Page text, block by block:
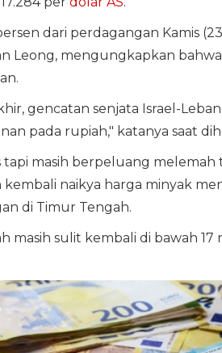
dari perdagangan Kamis
Leong, mengungkapkan
gencatan senjata Israel-
pada rupiah," katanya saat
masih berpeluang melemah
naikya harga minyak
di Timur Tengah.
sulit kembali di bawah 17